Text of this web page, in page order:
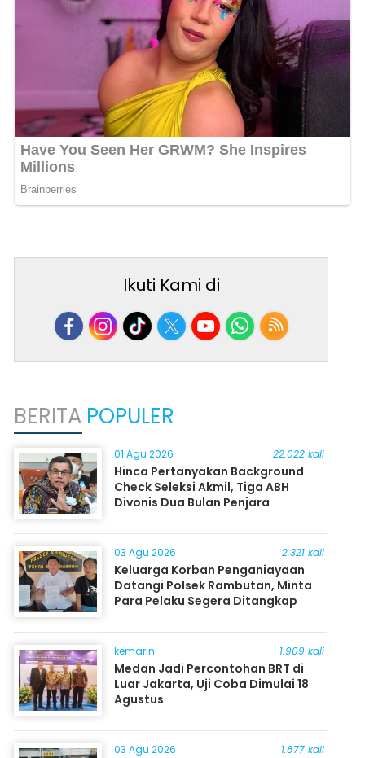
Ikuti Kami di
BERITA POPULER
01 Agu 2026 22.022 kali
Hinca Pertanyakan Background
Check Seleksi Akmil, Tiga ABH
Divonis Dua Bulan Penjara
03 Agu 2026 2.321 kali
Keluarga Korban Penganiayaan
Datangi Polsek Rambutan, Minta
Para Pelaku Segera Ditangkap
kemarin 1.909 kali
Medan Jadi Percontohan BRT di
Luar Jakarta, Uji Coba Dimulai 18
Agustus
03 Agu 2026 1.877 kali